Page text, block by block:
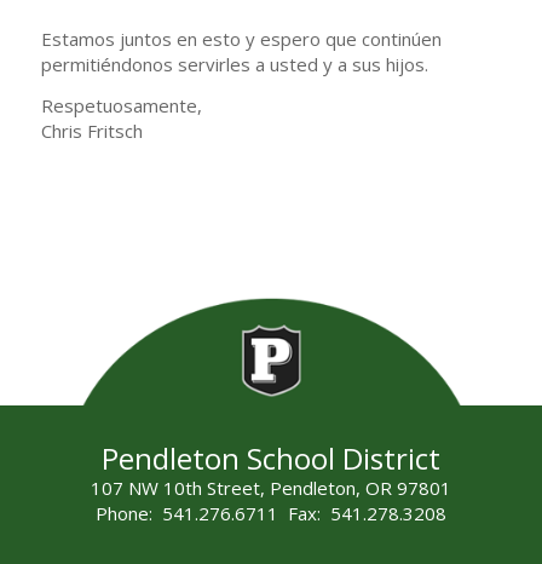
Estamos juntos en esto y espero que continúen
permitiéndonos servirles a usted y a sus hijos.
Respetuosamente,
Chris Fritsch
Pendleton School District
107 NW 10th Street, Pendleton, OR 97801
Phone: 541.276.6711 Fax: 541.278.3208